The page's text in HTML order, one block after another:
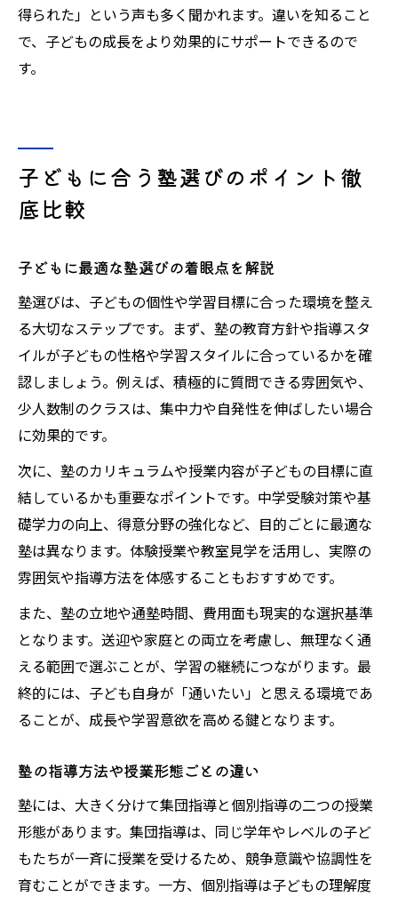
得られた」という声も多く聞かれます。違いを知ること
で、子どもの成長をより効果的にサポートできるので
す。
子どもに合う塾選びのポイント徹
底比較
子どもに最適な塾選びの着眼点を解説
塾選びは、子どもの個性や学習目標に合った環境を整え
る大切なステップです。まず、塾の教育方針や指導スタ
イルが子どもの性格や学習スタイルに合っているかを確
認しましょう。例えば、積極的に質問できる雰囲気や、
少人数制のクラスは、集中力や自発性を伸ばしたい場合
に効果的です。
次に、塾のカリキュラムや授業内容が子どもの目標に直
結しているかも重要なポイントです。中学受験対策や基
礎学力の向上、得意分野の強化など、目的ごとに最適な
塾は異なります。体験授業や教室見学を活用し、実際の
雰囲気や指導方法を体感することもおすすめです。
また、塾の立地や通塾時間、費用面も現実的な選択基準
となります。送迎や家庭との両立を考慮し、無理なく通
える範囲で選ぶことが、学習の継続につながります。最
終的には、子ども自身が「通いたい」と思える環境であ
ることが、成長や学習意欲を高める鍵となります。
塾の指導方法や授業形態ごとの違い
塾には、大きく分けて集団指導と個別指導の二つの授業
形態があります。集団指導は、同じ学年やレベルの子ど
もたちが一斉に授業を受けるため、競争意識や協調性を
育むことができます。一方、個別指導は子どもの理解度